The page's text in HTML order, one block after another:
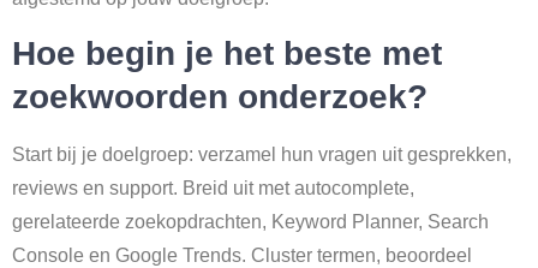
Hoe begin je het beste met
zoekwoorden onderzoek?
Start bij je doelgroep: verzamel hun vragen uit gesprekken,
reviews en support. Breid uit met autocomplete,
gerelateerde zoekopdrachten, Keyword Planner, Search
Console en Google Trends. Cluster termen, beoordeel